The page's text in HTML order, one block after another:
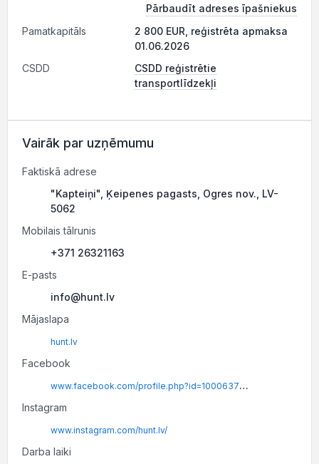
Pārbaudīt adreses īpašniekus
Pamatkapitāls
2 800 EUR, reģistrēta apmaksa
01.06.2026
CSDD
CSDD reģistrētie
transportlīdzekļi
Vairāk par uzņēmumu
Faktiskā adrese
"Kapteiņi", Ķeipenes pagasts, Ogres nov., LV-
5062
Mobilais tālrunis
+371 26321163
E-pasts
info@hunt.lv
Mājaslapa
hunt.lv
Facebook
www.facebook.com/profile.php?id=100063709084097
Instagram
www.instagram.com/hunt.lv/
Darba laiki